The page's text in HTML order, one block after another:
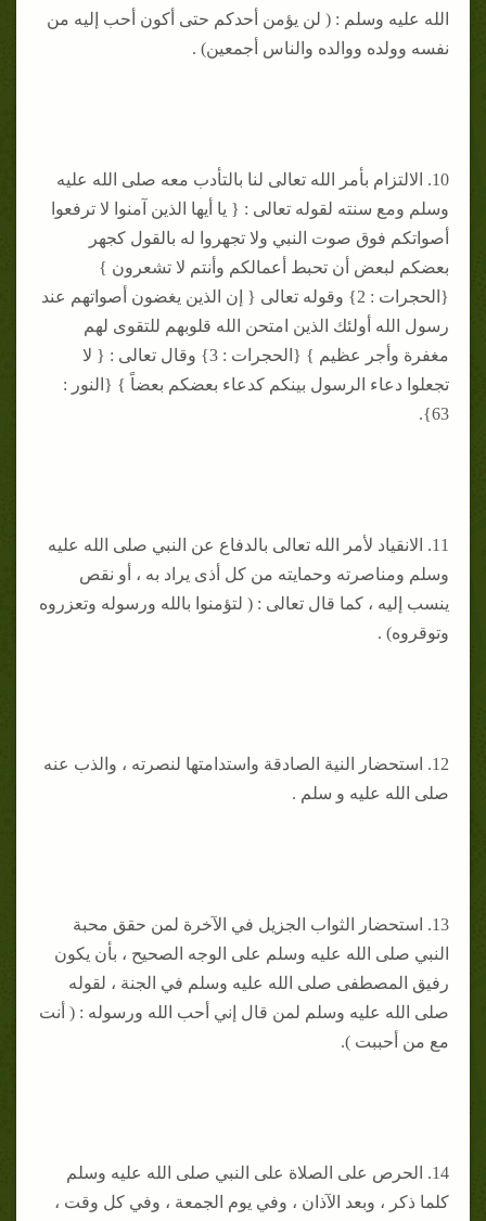
الله عليه وسلم : ( لن يؤمن أحدكم حتى أكون أحب إليه من
نفسه وولده ووالده والناس أجمعين) .
10. الالتزام بأمر الله تعالى لنا بالتأدب معه صلى الله عليه
وسلم ومع سنته لقوله تعالى : { يا أيها الذين آمنوا لا ترفعوا
أصواتكم فوق صوت النبي ولا تجهروا له بالقول كجهر
بعضكم لبعض أن تحبط أعمالكم وأنتم لا تشعرون }
{الحجرات : 2} وقوله تعالى { إن الذين يغضون أصواتهم عند
رسول الله أولئك الذين امتحن الله قلوبهم للتقوى لهم
مغفرة وأجر عظيم } {الحجرات : 3} وقال تعالى : { لا
تجعلوا دعاء الرسول بينكم كدعاء بعضكم بعضاً } {النور :
63}.
11. الانقياد لأمر الله تعالى بالدفاع عن النبي صلى الله عليه
وسلم ومناصرته وحمايته من كل أذى يراد به ، أو نقص
ينسب إليه ، كما قال تعالى : ( لتؤمنوا بالله ورسوله وتعزروه
وتوقروه) .
12. استحضار النية الصادقة واستدامتها لنصرته ، والذب عنه
صلى الله عليه و سلم .
13. استحضار الثواب الجزيل في الآخرة لمن حقق محبة
النبي صلى الله عليه وسلم على الوجه الصحيح ، بأن يكون
رفيق المصطفى صلى الله عليه وسلم في الجنة ، لقوله
صلى الله عليه وسلم لمن قال إني أحب الله ورسوله : ( أنت
مع من أحببت ).
14. الحرص على الصلاة على النبي صلى الله عليه وسلم
كلما ذكر ، وبعد الآذان ، وفي يوم الجمعة ، وفي كل وقت ،